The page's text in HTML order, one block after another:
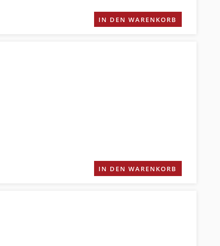
IN DEN WARENKORB
IN DEN WARENKORB